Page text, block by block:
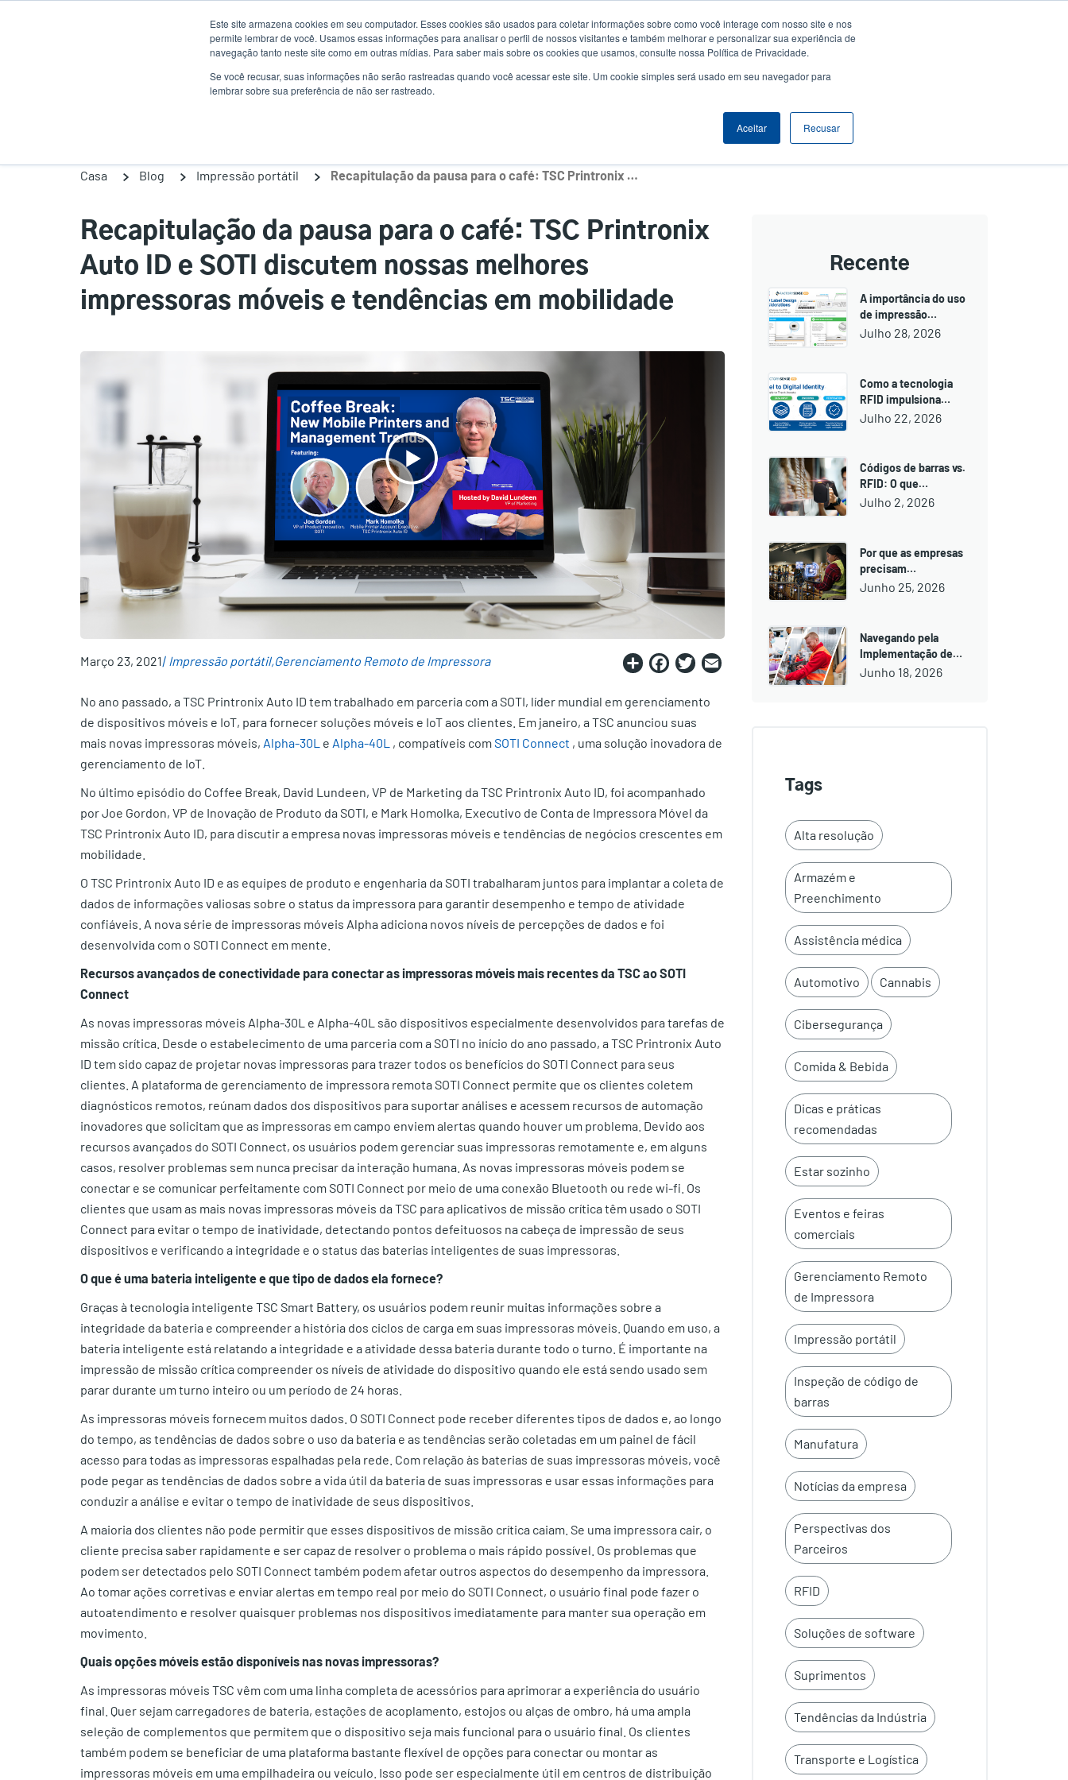
Este site armazena cookies em seu computador. Esses cookies são usados para coletar informações sobre como você interage com nosso site e nos
permite lembrar de você. Usamos essas informações para analisar o perfil de nossos visitantes e também melhorar e personalizar sua experiência de
navegação tanto neste site como em outras mídias. Para saber mais sobre os cookies que usamos, consulte nossa Política de Privacidade.
Se você recusar, suas informações não serão rastreadas quando você acessar este site. Um cookie simples será usado em seu navegador para
lembrar sobre sua preferência de não ser rastreado.
Aceitar Recusar
User
account
Notícias Empresa
User
Anonymous
Login / Registro
Produtos Soluções Serviço Suporte e downloads Sócios Seletor de Produto
Casa Blog Impressão portátil Recapitulação da pausa para o café: TSC Printronix Auto ID e SOTI discutem nossas melhores impressoras móveis e tendências em mobilidade
Recapitulação da pausa para o café: TSC Printronix
Auto ID e SOTI discutem nossas melhores
impressoras móveis e tendências em mobilidade
Março 23, 2021 Impressão portátil Gerenciamento Remoto de Impressora Share
Facebook
Twitter
Email
No ano passado, a TSC Printronix Auto ID tem trabalhado em parceria com a SOTI, líder mundial em gerenciamento
de dispositivos móveis e IoT, para fornecer soluções móveis e IoT aos clientes. Em janeiro, a TSC anunciou suas
mais novas impressoras móveis, Alpha-30L e Alpha-40L , compatíveis comSOTI Connect , uma solução inovadora de
gerenciamento de IoT.
No último episódio do Coffee Break, David Lundeen, VP de Marketing da TSC Printronix Auto ID, foi acompanhado
por Joe Gordon, VP de Inovação de Produto da SOTI, e Mark Homolka, Executivo de Conta de Impressora Móvel da
TSC Printronix Auto ID, para discutir a empresa novas impressoras móveis e tendências de negócios crescentes em
mobilidade.
O TSC Printronix Auto ID e as equipes de produto e engenharia da SOTI trabalharam juntos para implantar a coleta de
dados de informações valiosas sobre o status da impressora para garantir desempenho e tempo de atividade
confiáveis. A nova série de impressoras móveis Alpha adiciona novos níveis de percepções de dados e foi
desenvolvida com o SOTI Connect em mente.
Recursos avançados de conectividade para conectar as impressoras móveis mais recentes da TSC ao SOTI
Connect
As novas impressoras móveis Alpha-30L e Alpha-40L são dispositivos especialmente desenvolvidos para tarefas de
missão crítica. Desde o estabelecimento de uma parceria com a SOTI no início do ano passado, a TSC Printronix Auto
ID tem sido capaz de projetar novas impressoras para trazer todos os benefícios do SOTI Connect para seus
clientes. A plataforma de gerenciamento de impressora remota SOTI Connect permite que os clientes coletem
diagnósticos remotos, reúnam dados dos dispositivos para suportar análises e acessem recursos de automação
inovadores que solicitam que as impressoras em campo enviem alertas quando houver um problema. Devido aos
recursos avançados do SOTI Connect, os usuários podem gerenciar suas impressoras remotamente e, em alguns
casos, resolver problemas sem nunca precisar da interação humana. As novas impressoras móveis podem se
conectar e se comunicar perfeitamente com SOTI Connect por meio de uma conexão Bluetooth ou rede wi-fi. Os
clientes que usam as mais novas impressoras móveis da TSC para aplicativos de missão crítica têm usado o SOTI
Connect para evitar o tempo de inatividade, detectando pontos defeituosos na cabeça de impressão de seus
dispositivos e verificando a integridade e o status das baterias inteligentes de suas impressoras.
O que é uma bateria inteligente e que tipo de dados ela fornece?
Graças à tecnologia inteligente TSC Smart Battery, os usuários podem reunir muitas informações sobre a
integridade da bateria e compreender a história dos ciclos de carga em suas impressoras móveis. Quando em uso, a
bateria inteligente está relatando a integridade e a atividade dessa bateria durante todo o turno. É importante na
impressão de missão crítica compreender os níveis de atividade do dispositivo quando ele está sendo usado sem
parar durante um turno inteiro ou um período de 24 horas.
As impressoras móveis fornecem muitos dados. O SOTI Connect pode receber diferentes tipos de dados e, ao longo
do tempo, as tendências de dados sobre o uso da bateria e as tendências serão coletadas em um painel de fácil
acesso para todas as impressoras espalhadas pela rede. Com relação às baterias de suas impressoras móveis, você
pode pegar as tendências de dados sobre a vida útil da bateria de suas impressoras e usar essas informações para
conduzir a análise e evitar o tempo de inatividade de seus dispositivos.
A maioria dos clientes não pode permitir que esses dispositivos de missão crítica caiam. Se uma impressora cair, o
cliente precisa saber rapidamente e ser capaz de resolver o problema o mais rápido possível. Os problemas que
podem ser detectados pelo SOTI Connect também podem afetar outros aspectos do desempenho da impressora.
Ao tomar ações corretivas e enviar alertas em tempo real por meio do SOTI Connect, o usuário final pode fazer o
autoatendimento e resolver quaisquer problemas nos dispositivos imediatamente para manter sua operação em
movimento.
Quais opções móveis estão disponíveis nas novas impressoras?
As impressoras móveis TSC vêm com uma linha completa de acessórios para aprimorar a experiência do usuário
final. Quer sejam carregadores de bateria, estações de acoplamento, estojos ou alças de ombro, há uma ampla
seleção de complementos que permitem que o dispositivo seja mais funcional para o usuário final. Os clientes
também podem se beneficiar de uma plataforma bastante flexível de opções para conectar ou montar as
impressoras móveis em uma empilhadeira ou veículo. Isso pode ser especialmente útil em centros de distribuição
Recente
A importância do uso
de impressão…
Julho 28, 2026
Como a tecnologia
RFID impulsiona…
Julho 22, 2026
Códigos de barras vs.
RFID: O que…
Julho 2, 2026
Por que as empresas
precisam…
Junho 25, 2026
Navegando pela
Implementação de…
Junho 18, 2026
Tags
Alta resolução
Armazém e
Preenchimento
Assistência médica
Automotivo Cannabis
Cibersegurança
Comida & Bebida
Dicas e práticas
recomendadas
Estar sozinho
Eventos e feiras
comerciais
Gerenciamento Remoto
de Impressora
Impressão portátil
Inspeção de código de
barras
Manufatura
Notícias da empresa
Perspectivas dos
Parceiros
RFID
Soluções de software
Suprimentos
Tendências da Indústria
Transporte e Logística